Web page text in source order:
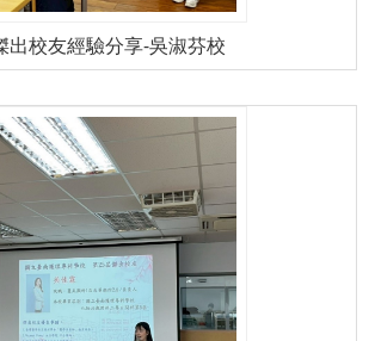
出校友經驗分享-吳淑芬校